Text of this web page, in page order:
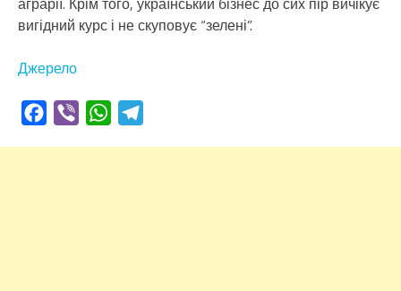
вигідний курс і не скуповує “зелені”.
Джерело
Facebook
Viber WhatsApp